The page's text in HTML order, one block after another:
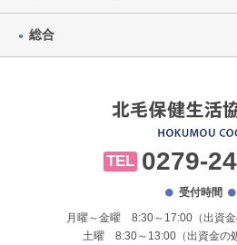
総合
TEL 0279-
受付時間
月曜～金曜 8:30～17:00（出資金
土曜 8:30～13:00（出資金の